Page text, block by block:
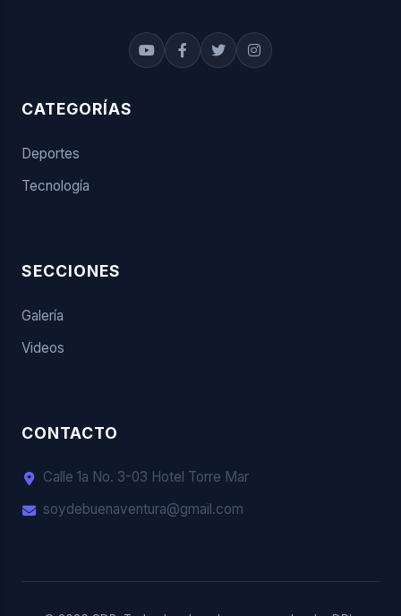
CATEGORÍAS
Deportes
Tecnología
SECCIONES
Galería
Videos
CONTACTO
Calle 1a No. 3-03 Hotel Torre Mar
soydebuenaventura@gmail.com